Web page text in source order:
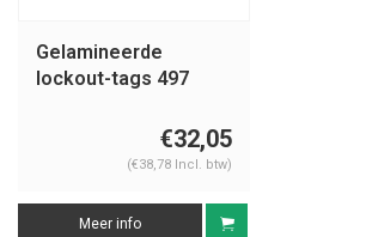
Gelamineerde
lockout-tags 497
€32,05
(€38,78 Incl. btw)
Meer info